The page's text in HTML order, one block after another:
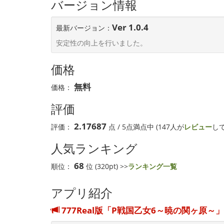
バージョン情報
最新バージョン： Ver 1.0.4
安定性の向上を行いました。
価格
価格： 無料
評価
評価： 2.17687 点 / 5点満点中 (147人がレビューし
人気ランキング
順位： 68 位 (320pt) >>ランキング一覧
アプリ紹介
777Real版「P戦国乙女6～暁の関ヶ原～」